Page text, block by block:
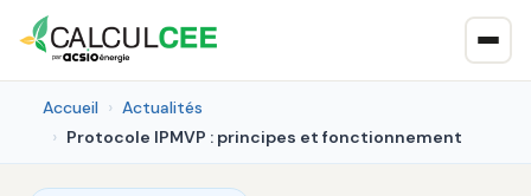
Accueil
Actualités
Protocole IPMVP : principes et fonctionnement